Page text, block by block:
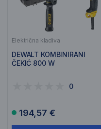
Električna kladiva
DEWALT KOMBINIRANI
ČEKIĆ 800 W
0
194,57 €